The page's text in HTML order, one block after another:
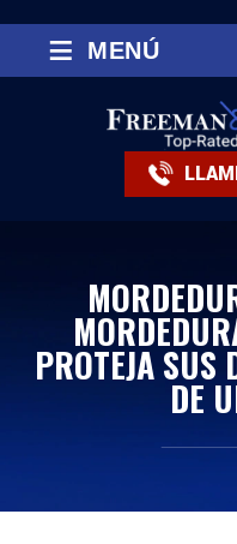
≡ MENÚ
PROTEJA SUS
DE